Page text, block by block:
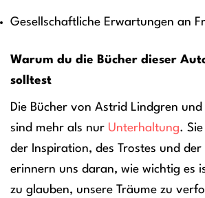
Gesellschaftliche Erwartungen an
Warum du die Bücher dieser
solltest
Die Bücher von Astrid Lindgren
sind mehr als nur Unterhaltung.
der Inspiration, des Trostes und
erinnern uns daran, wie wichtig es
zu glauben, unsere Träume zu